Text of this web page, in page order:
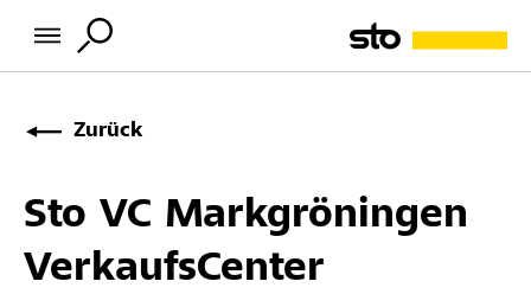
Zurück
Sto VC Markgröningen
VerkaufsCenter